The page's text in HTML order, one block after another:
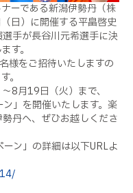
ーである新潟伊勢丹（株
日）に開催する平畠啓史
手が長谷川元希選手に決
す。
様をご招待いたしますの
。
8月19日（火）まで、
ン」を開催いたします。楽
丹へ、ぜひお越しくださ
ン」の詳細は以下URLよ